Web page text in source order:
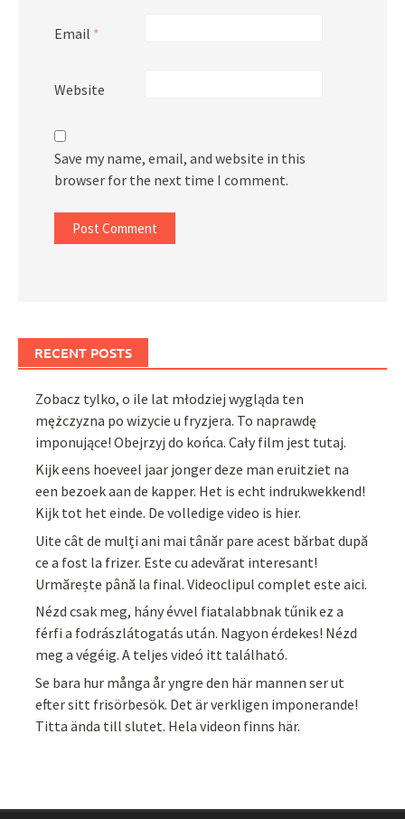
Email *
Website
Save my name, email, and website in this
browser for the next time I comment.
RECENT POSTS
Zobacz tylko, o ile lat młodziej wygląda ten
mężczyzna po wizycie u fryzjera. To naprawdę
imponujące! Obejrzyj do końca. Cały film jest tutaj.
Kijk eens hoeveel jaar jonger deze man eruitziet na
een bezoek aan de kapper. Het is echt indrukwekkend!
Kijk tot het einde. De volledige video is hier.
Uite cât de mulți ani mai tânăr pare acest bărbat după
ce a fost la frizer. Este cu adevărat interesant!
Urmărește până la final. Videoclipul complet este aici.
Nézd csak meg, hány évvel fiatalabbnak tűnik ez a
férfi a fodrászlátogatás után. Nagyon érdekes! Nézd
meg a végéig. A teljes videó itt található.
Se bara hur många år yngre den här mannen ser ut
efter sitt frisörbesök. Det är verkligen imponerande!
Titta ända till slutet. Hela videon finns här.